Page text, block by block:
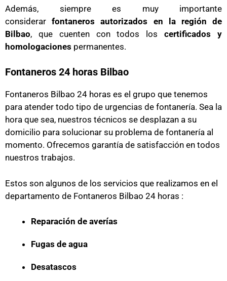
Además, siempre es muy importante
considerarfontaneros autorizados en la región de
Bilbao, que cuenten con todos loscertificados y
homologaciones permanentes.
Fontaneros 24 horas Bilbao
Fontaneros Bilbao 24 horas es el grupo que tenemos
para atender todo tipo de urgencias de fontanería. Sea la
hora que sea, nuestros técnicos se desplazan a su
domicilio para solucionar su problema de fontanería al
momento. Ofrecemos garantía de satisfacción en todos
nuestros trabajos.
Estos son algunos de los servicios que realizamos en el
departamento de Fontaneros Bilbao 24 horas :
Reparación de averías
Fugas de agua
Desatascos